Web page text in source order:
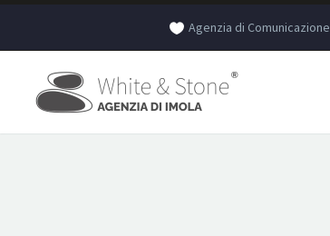
Agenzia di